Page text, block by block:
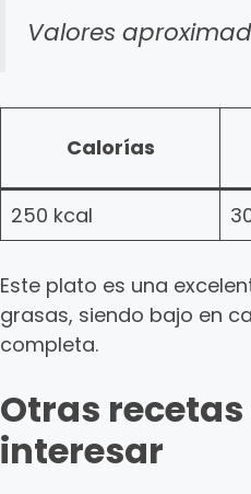
Valores
Calorías
250 kcal
Este plato es una
grasas, siendo bajo en
completa.
Otras
interesar